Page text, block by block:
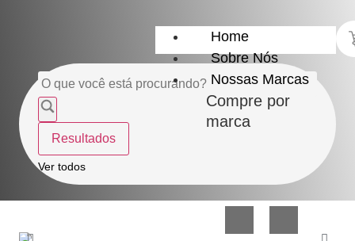
Home
Sobre Nós
Nossas Marcas
Compre por
marca
Lar
Organização
Resultados
Ver todos